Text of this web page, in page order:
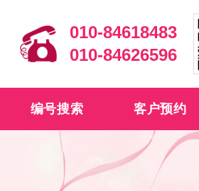
010-84618483
010-84626596
编号搜索 客户预约